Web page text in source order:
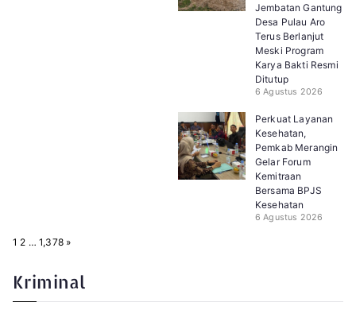
Jembatan Gantung
Desa Pulau Aro
Terus Berlanjut
Meski Program
Karya Bakti Resmi
Ditutup
6 Agustus 2026
Perkuat Layanan
Kesehatan,
Pemkab Merangin
Gelar Forum
Kemitraan
Bersama BPJS
Kesehatan
6 Agustus 2026
P
:
1 2 … 1,378 N
»
Kriminal